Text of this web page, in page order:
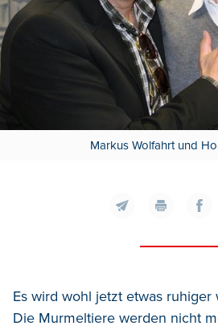
Markus Wolfahrt und
Es wird wohl jetzt etwas ruhiger
Die Murmeltiere werden nicht